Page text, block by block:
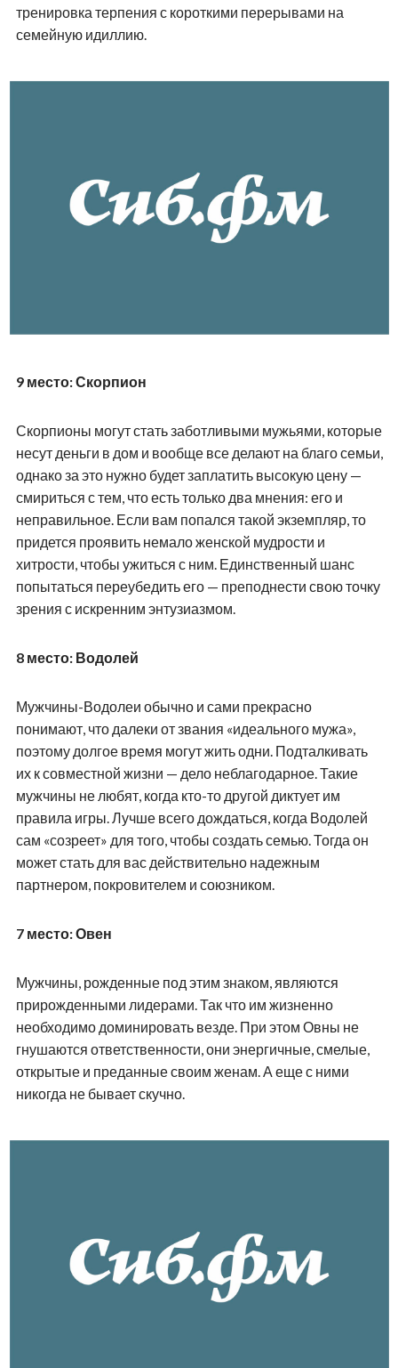
тренировка терпения с короткими перерывами на
семейную идиллию.
9 место: Скорпион
Скорпионы могут стать заботливыми мужьями, которые
несут деньги в дом и вообще все делают на благо семьи,
однако за это нужно будет заплатить высокую цену —
смириться с тем, что есть только два мнения: его и
неправильное. Если вам попался такой экземпляр, то
придется проявить немало женской мудрости и
хитрости, чтобы ужиться с ним. Единственный шанс
попытаться переубедить его — преподнести свою точку
зрения с искренним энтузиазмом.
8 место: Водолей
Мужчины-Водолеи обычно и сами прекрасно
понимают, что далеки от звания «идеального мужа»,
поэтому долгое время могут жить одни. Подталкивать
их к совместной жизни — дело неблагодарное. Такие
мужчины не любят, когда кто-то другой диктует им
правила игры. Лучше всего дождаться, когда Водолей
сам «созреет» для того, чтобы создать семью. Тогда он
может стать для вас действительно надежным
партнером, покровителем и союзником.
7 место: Овен
Мужчины, рожденные под этим знаком, являются
прирожденными лидерами. Так что им жизненно
необходимо доминировать везде. При этом Овны не
гнушаются ответственности, они энергичные, смелые,
открытые и преданные своим женам. А еще с ними
никогда не бывает скучно.